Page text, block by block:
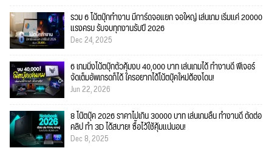
รวม 6 โน้ตบุ๊กทำงาน มีการ์ดจอแยก จอใหญ่ เล่นเกม เริ่มแค่ 20000
แรงครบ รับจบทุกงานรับปี 2026
Dec 24, 2025
6 เกมมิ่งโน้ตบุ๊กตัวคุ้มงบ 40,000 บาท เล่นเกมได้ ทำงานดี ฟีเจอร์
จัดเต็มอัพเกรดก็ได้ ใครอยากได้โน้ตบุ๊คใหม่ต้องโดน!
Jun 22, 2026
8 โน๊ตบุ๊ค 2026 ราคาไม่เกิน 30000 บาท เล่นเกมลื่น ทำงานดี ตัดต่อ
คลิป ทำ 3D ได้สบาย! ซื้อไว้ใช้คุ้มแน่นอน!
Dec 8, 2025